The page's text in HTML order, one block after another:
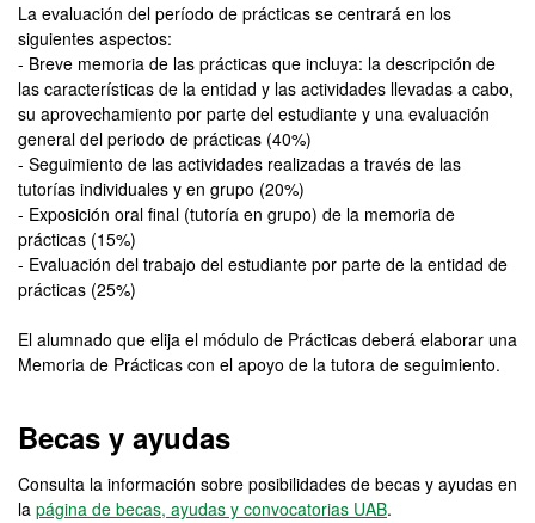
La evaluación del período de prácticas se centrará en los
siguientes aspectos:
- Breve memoria de las prácticas que incluya: la descripción de
las características de la entidad y las actividades llevadas a cabo,
su aprovechamiento por parte del estudiante y una evaluación
general del periodo de prácticas (40%)
- Seguimiento de las actividades realizadas a través de las
tutorías individuales y en grupo (20%)
- Exposición oral final (tutoría en grupo) de la memoria de
prácticas (15%)
- Evaluación del trabajo del estudiante por parte de la entidad de
prácticas (25%)
El alumnado que elija el módulo de Prácticas deberá elaborar una
Memoria de Prácticas con el apoyo de la tutora de seguimiento.
Becas y ayudas
Consulta la información sobre posibilidades de becas y ayudas en
la página de becas, ayudas y convocatorias UAB.